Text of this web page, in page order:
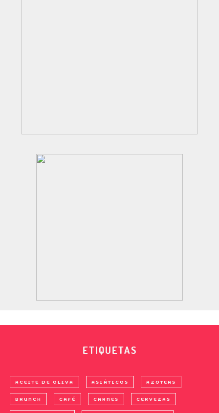
ETIQUETAS
ACEITE DE OLIVA ASIÁTICOS AZOTEAS
BRUNCH CAFÉ CARNES CERVEZAS